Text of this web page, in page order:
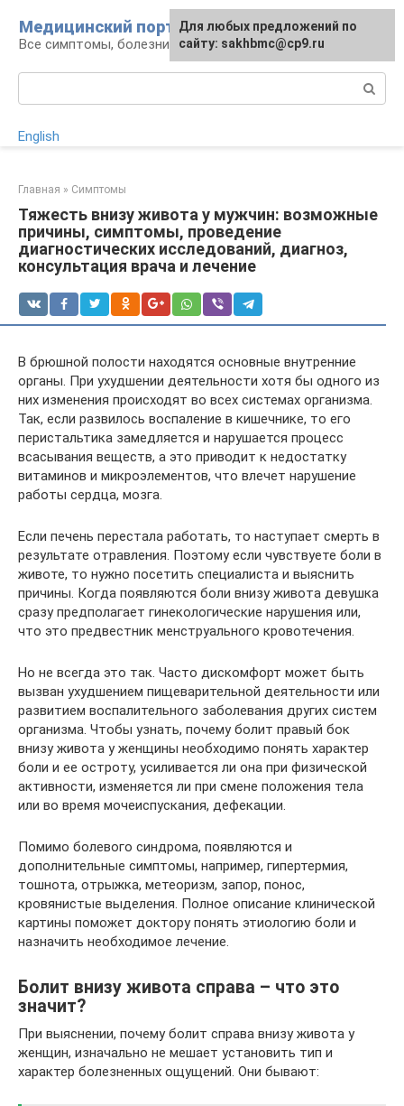
контенту
Медицинский портал
Все симптомы, болезни и их лечение
English
Главная » Симптомы
Тяжесть внизу живота у мужчин: возможные
причины, симптомы, проведение
диагностических исследований, диагноз,
консультация врача и лечение
В брюшной полости находятся основные внутренние
органы. При ухудшении деятельности хотя бы одного из
них изменения происходят во всех системах организма.
Так, если развилось воспаление в кишечнике, то его
перистальтика замедляется и нарушается процесс
всасывания веществ, а это приводит к недостатку
витаминов и микроэлементов, что влечет нарушение
работы сердца, мозга.
Если печень перестала работать, то наступает смерть в
результате отравления. Поэтому если чувствуете боли в
животе, то нужно посетить специалиста и выяснить
причины. Когда появляются боли внизу живота девушка
сразу предполагает гинекологические нарушения или,
что это предвестник менструального кровотечения.
Но не всегда это так. Часто дискомфорт может быть
вызван ухудшением пищеварительной деятельности или
развитием воспалительного заболевания других систем
организма. Чтобы узнать, почему болит правый бок
внизу живота у женщины необходимо понять характер
боли и ее остроту, усиливается ли она при физической
активности, изменяется ли при смене положения тела
или во время мочеиспускания, дефекации.
Помимо болевого синдрома, появляются и
дополнительные симптомы, например, гипертермия,
тошнота, отрыжка, метеоризм, запор, понос,
кровянистые выделения. Полное описание клинической
картины поможет доктору понять этиологию боли и
назначить необходимое лечение.
Болит внизу живота справа – что это
значит?
При выяснении, почему болит справа внизу живота у
женщин, изначально не мешает установить тип и
характер болезненных ощущений. Они бывают:
Для любых предложений по
сайту: sakhbmc@cp9.ru